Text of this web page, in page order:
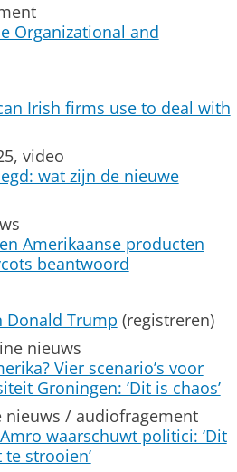
Organizational and
Irish firms use to deal with
video
wat zijn de nieuwe
Amerikaanse producten
beantwoord
Donald Trump (registreren)
nieuws
Vier scenario’s voor
Groningen: ’Dit is chaos’
nieuws / audiofragement
waarschuwt politici: ‘Dit
strooien’